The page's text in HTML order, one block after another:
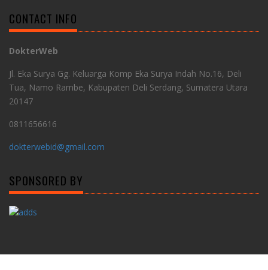
CONTACT INFO
DokterWeb
Jl. Eka Surya Gg. Keluarga Komp Eka Surya Indah No.16, Deli
Tua, Namo Rambe, Kabupaten Deli Serdang, Sumatera Utara
20147
0811656616
dokterwebid@gmail.com
SPONSORED BY